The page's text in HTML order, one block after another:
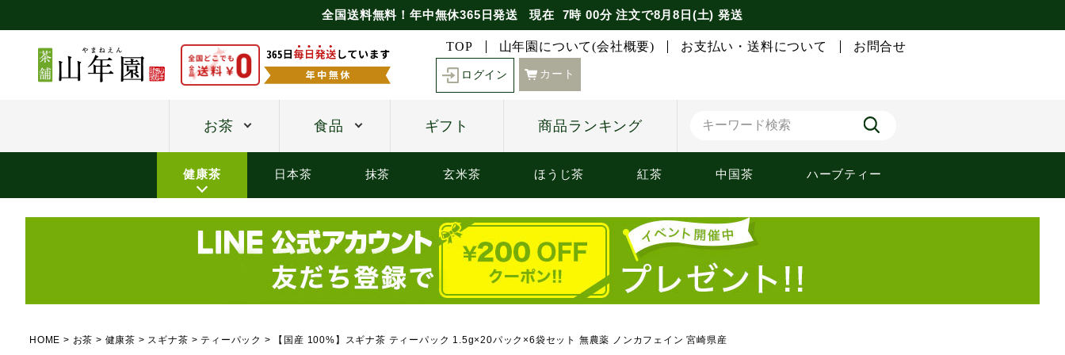
全国送料無料！年中無休365日発送 現在 7時 00分注文で8月8日(土) 発送
TOP 山年園について(会社概要) お支払い・送料について お問合せ
ログイン カート
お茶 食品 ギフト 商品ランキング
健康茶 日本茶 抹茶 玄米茶 ほうじ茶 紅茶 中国茶 ハーブティー
HOME お茶 健康茶 スギナ茶 ティーパック 【国産 100%】スギナ茶 ティーパック 1.5g×20パック×6袋セット 無農薬 ノンカフェイン 宮崎県産